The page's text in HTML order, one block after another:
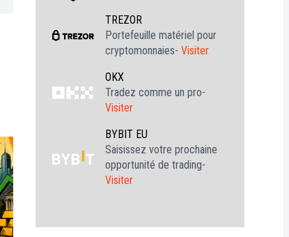
TREZOR
Portefeuille matériel pour
cryptomonnaies- Visiter
OKX
Tradez comme un pro-
Visiter
BYBIT EU
Saisissez votre prochaine
opportunité de trading-
Visiter